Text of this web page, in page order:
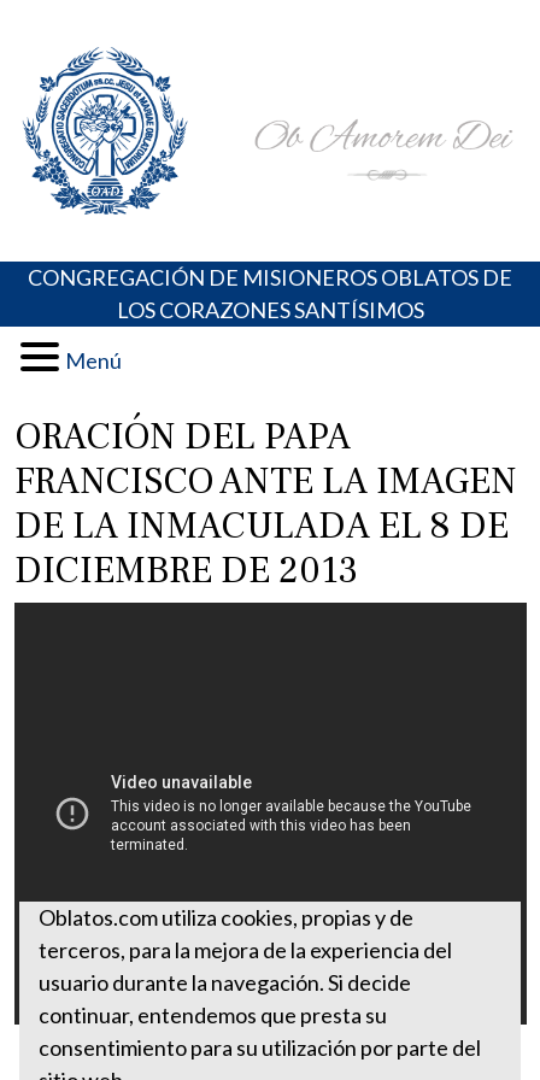
content
Portal de los Padres Oblatos. Advocaciones Marianas,
Oraciones, Música religiosa y más
CONGREGACIÓN DE MISIONEROS OBLATOS DE
LOS CORAZONES SANTÍSIMOS
Menú
ORACIÓN DEL PAPA
FRANCISCO ANTE LA IMAGEN
DE LA INMACULADA EL 8 DE
DICIEMBRE DE 2013
Oblatos.com utiliza cookies, propias y de
terceros, para la mejora de la experiencia del
usuario durante la navegación. Si decide
continuar, entendemos que presta su
consentimiento para su utilización por parte del